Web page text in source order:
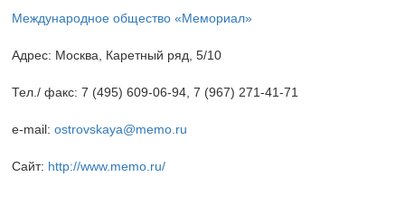
Международное общество «Мемориал»
Адрес: Москва, Каретный ряд, 5/10
Тел./ факс: 7 (495) 609-06-94, 7 (967) 271-41-71
e-mail: ostrovskaya@memo.ru
Сайт: http://www.memo.ru/